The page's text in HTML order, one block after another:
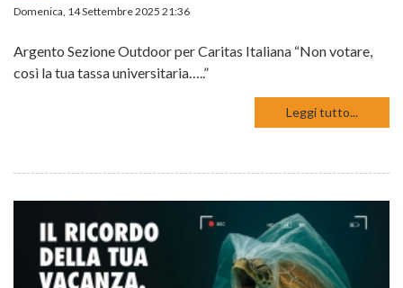
Domenica, 14 Settembre 2025 21:36
Argento Sezione Outdoor per Caritas Italiana “Non votare,
così la tua tassa universitaria…..”
Leggi tutto...